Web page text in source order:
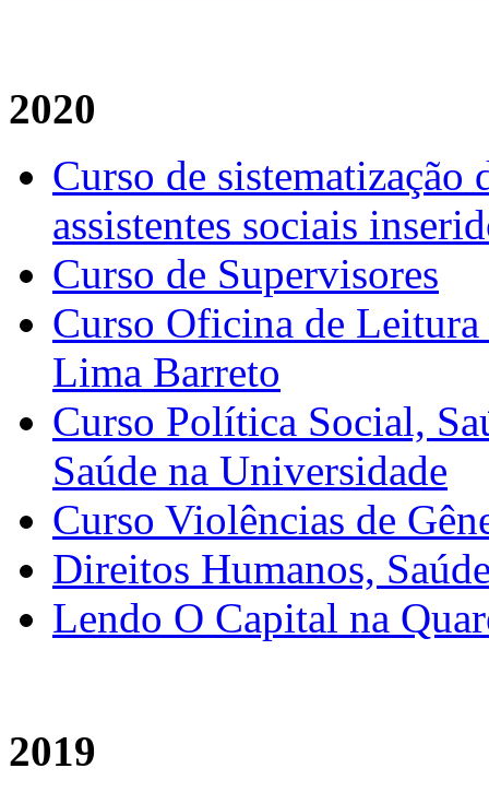
2020
Curso de
assistentes sociais
Curso de Supervisores
Curso Oficina de
Lima Barreto
Curso Política Social,
Saúde na Universidade
Curso Violências de
Direitos Humanos,
Lendo O Capital na
2019